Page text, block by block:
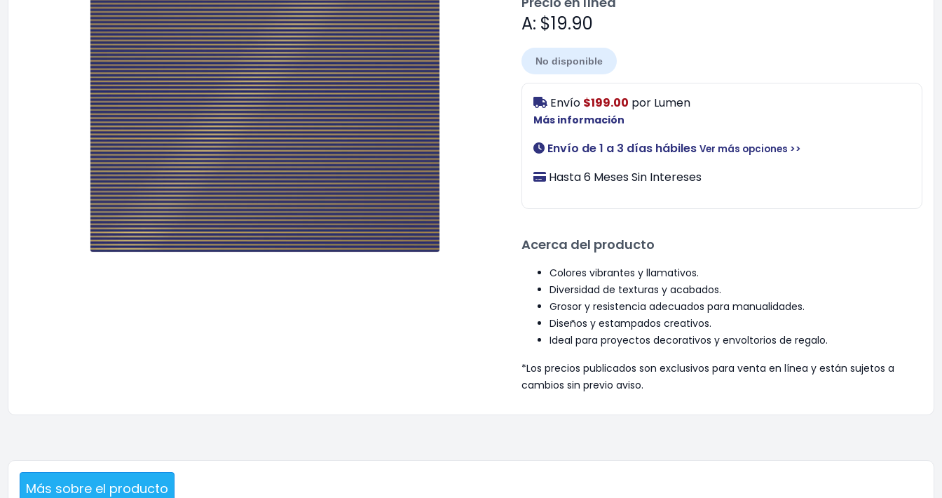
A: $19.90
No disponible
Envío $199.00 por Lumen
Más información
Envío de 1 a 3 días hábiles Ver más opciones >>
Hasta 6 Meses Sin Intereses
Acerca del producto
Colores vibrantes y llamativos.
Diversidad de texturas y acabados.
Grosor y resistencia adecuados para manualidades.
Diseños y estampados creativos.
Ideal para proyectos decorativos y envoltorios de regalo.
*Los precios publicados son exclusivos para venta en línea y están sujetos a
cambios sin previo aviso.
Más sobre el producto